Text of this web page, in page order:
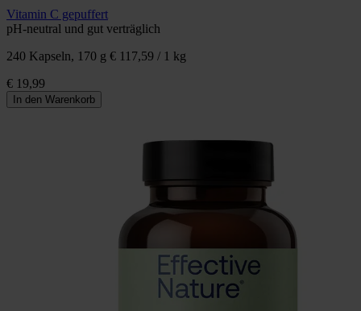
Vitamin C gepuffert
pH-neutral und gut verträglich
240 Kapseln, 170 g € 117,59 / 1 kg
€ 19,99
In den Warenkorb